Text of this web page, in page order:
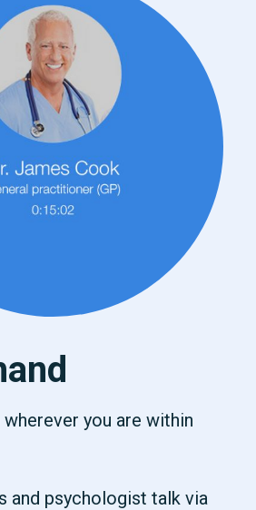
you are within
and psychologist talk via